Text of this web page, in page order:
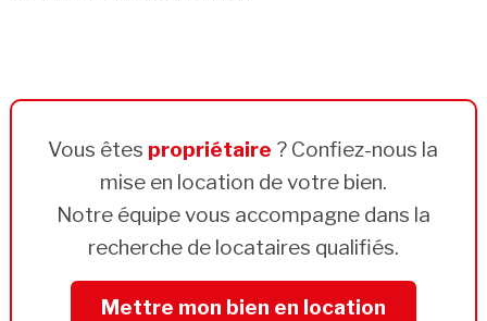
Vous êtes propriétaire ? Confiez-nous la
mise en location de votre bien.
Notre équipe vous accompagne dans la
recherche de locataires qualifiés.
Mettre mon bien en location